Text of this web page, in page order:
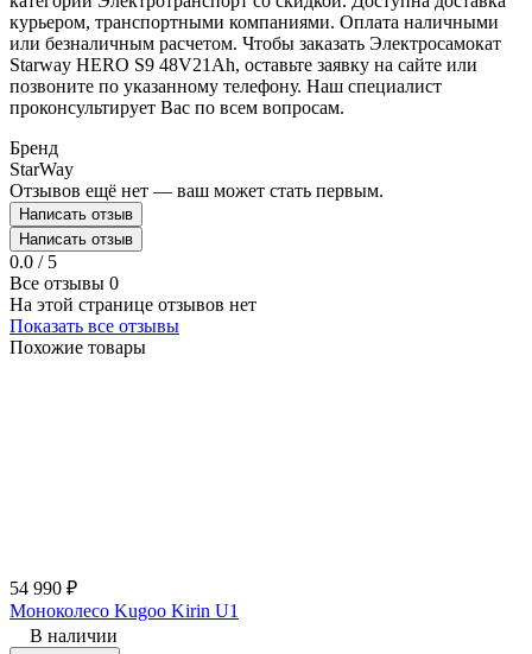
курьером, транспортными компаниями. Оплата наличными
или безналичным расчетом. Чтобы заказать Электросамокат
Starway HERO S9 48V21Ah, оставьте заявку на сайте или
позвоните по указанному телефону. Наш специалист
проконсультирует Вас по всем вопросам.
Бренд
StarWay
Отзывов ещё нет — ваш может стать первым.
Написать отзыв
Написать отзыв
0.0 / 5
Все отзывы 0
На этой странице отзывов нет
Показать все отзывы
Похожие товары
54 990 ₽
Моноколесо Kugoo Kirin U1
В наличии